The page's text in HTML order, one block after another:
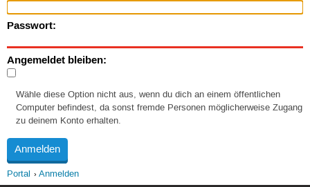
Passwort:
Angemeldet bleiben:
Wähle diese Option nicht aus, wenn du dich an einem öffentlichen
Computer befindest, da sonst fremde Personen möglicherweise Zugang
zu deinem Konto erhalten.
Portal Anmelden